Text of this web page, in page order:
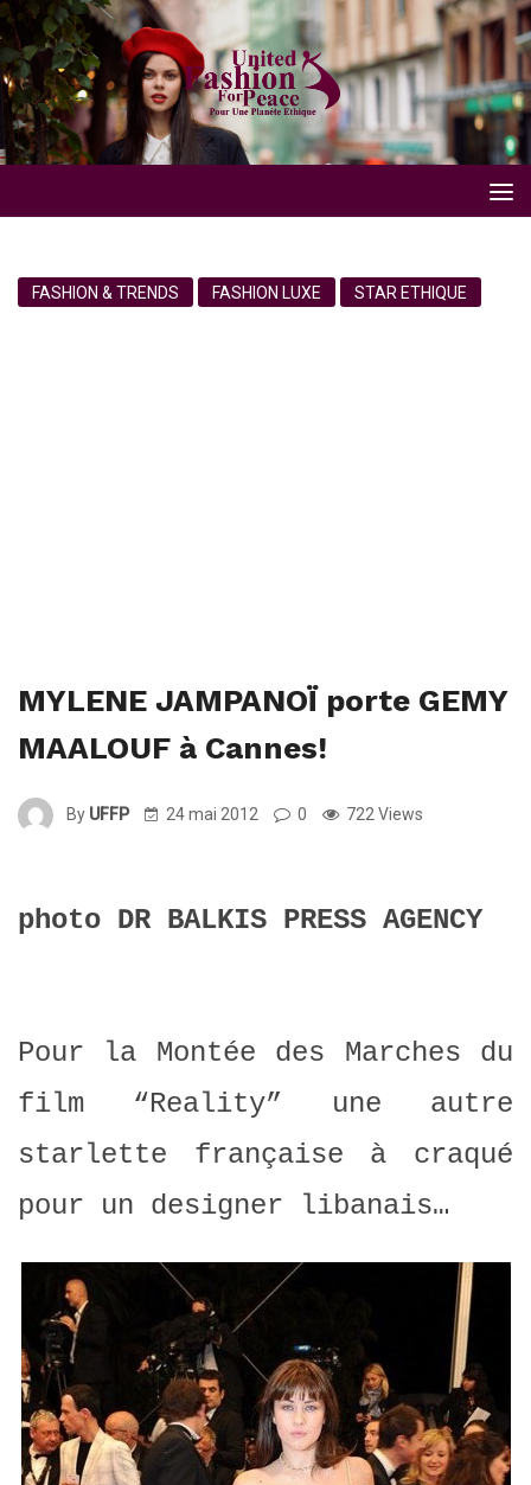
FASHION & TRENDS FASHION LUXE STAR ETHIQUE
MYLENE JAMPANOÏ porte GEMY
MAALOUF à Cannes!
By UFFP 24 mai 2012 0 722 Views
photo DR BALKIS PRESS AGENCY
Pour la Montée des Marches du
film “Reality” une autre
starlette française à craqué
pour un designer libanais…